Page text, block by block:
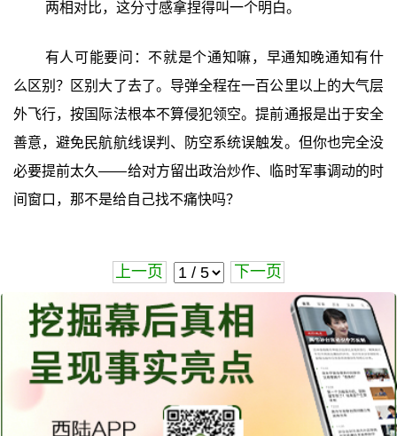
两相对比，这分寸感拿捏得叫一个明白。
有人可能要问：不就是个通知嘛，早通知晚通知有什
么区别？区别大了去了。导弹全程在一百公里以上的大气层
外飞行，按国际法根本不算侵犯领空。提前通报是出于安全
善意，避免民航航线误判、防空系统误触发。但你也完全没
必要提前太久——给对方留出政治炒作、临时军事调动的时
间窗口，那不是给自己找不痛快吗？
上一页 下一页